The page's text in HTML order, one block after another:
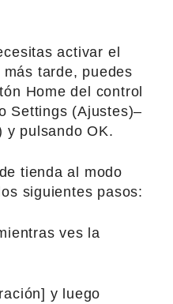
activar el
tarde, puedes
Home del control
Settings (Ajustes)–
y pulsando OK.
tienda al modo
siguientes pasos:
ves la
y luego